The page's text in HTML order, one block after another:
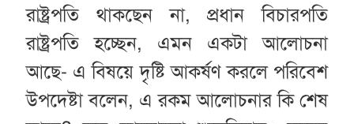
রাষ্ট্রপতি থাকছেন না, প্রধান বিচারপতি
রাষ্ট্রপতি হচ্ছেন, এমন একটা আলোচনা
আছে- এ বিষয়ে দৃষ্টি আকর্ষণ করলে পরিবেশ
উপদেষ্টা বলেন, এ রকম আলোচনার কি শেষ